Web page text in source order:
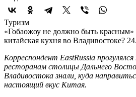
Туризм
«Гобаожоу не должно быть красным»
китайская кухня во Владивостоке?
Корреспондент EastRussia
ресторанам столицы Дальнего
Владивостока знали, куда
настоящий вкус Китая.